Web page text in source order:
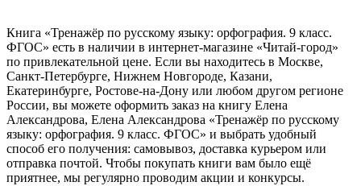
Книга «Тренажёр по русскому языку: орфография. 9 класс.
ФГОС» есть в наличии в интернет-магазине «Читай-город»
по привлекательной цене. Если вы находитесь в Москве,
Санкт-Петербурге, Нижнем Новгороде, Казани,
Екатеринбурге, Ростове-на-Дону или любом другом регионе
России, вы можете оформить заказ на книгу Елена
Александрова, Елена Александрова «Тренажёр по русскому
языку: орфография. 9 класс. ФГОС» и выбрать удобный
способ его получения: самовывоз, доставка курьером или
отправка почтой. Чтобы покупать книги вам было ещё
приятнее, мы регулярно проводим акции и конкурсы.